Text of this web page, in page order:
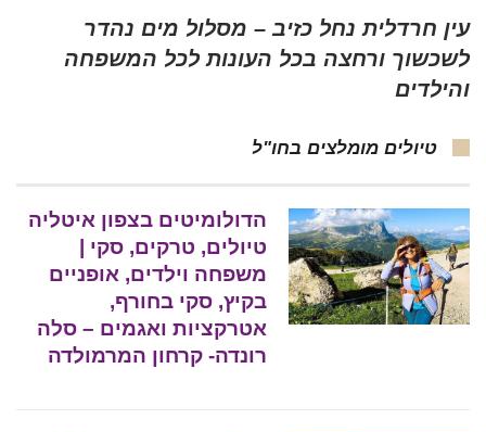
עין חרדלית נחל כזיב – מסלול מים נהדר
לשכשוך ורחצה בכל העונות לכל המשפחה
והילדים
טיולים מומלצים בחו"ל
הדולומיטים בצפון איטליה
טיולים, טרקים, סקי |
משפחה וילדים, אופניים
בקיץ, סקי בחורף,
אטרקציות ואגמים – סלה
רונדה- קרחון המרמולדה